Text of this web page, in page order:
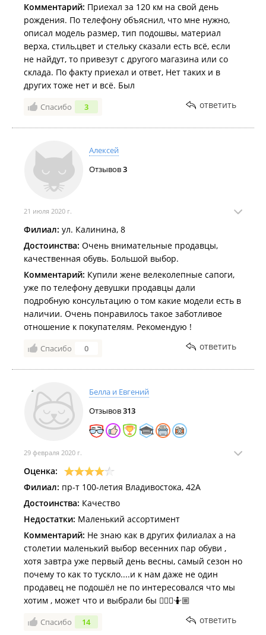
Комментарий: Приехал за 120 км на свой день
рождения. По телефону объяснил, что мне нужно,
описал модель размер, тип подошвы, материал
верха, стиль,цвет и стельку сказали есть всё, если
не найдут, то привезут с другого магазина или со
склада. По факту приехал и ответ, Нет таких и в
других тоже нет и всё. Был
Спасибо 3 ответить
Алексей
Отзывов3
21 июля 2020 г.
Филиал: ул. Калинина, 8
Достоинства: Очень внимательные продавцы,
качественная обувь. Большой выбор.
Комментарий: Купили жене велеколепные сапоги,
уже по телефону девушки продавцы дали
подробную консультацию о том какие модели есть в
наличии. Очень понравилось такое заботливое
отношение к покупателям. Рекомендую !
Спасибо 0 ответить
Белла и Евгений
Отзывов313
29 февраля 2020 г.
Оценка:
Филиал: пр-т 100-летия Владивостока, 42А
Достоинства: Качество
Недостатки: Маленький ассортимент
Комментарий: Не знаю как в других филиалах а на
столетии маленький выбор весенних пар обуви ,
хотя завтра уже первый день весны, самый сезон но
почему то как то тускло....и к нам даже не один
продавец не подошёл не по интересовался что мы
хотим , может что и выбрали бы 🤷🏽‍♀️🤷🏼
Спасибо 14 ответить